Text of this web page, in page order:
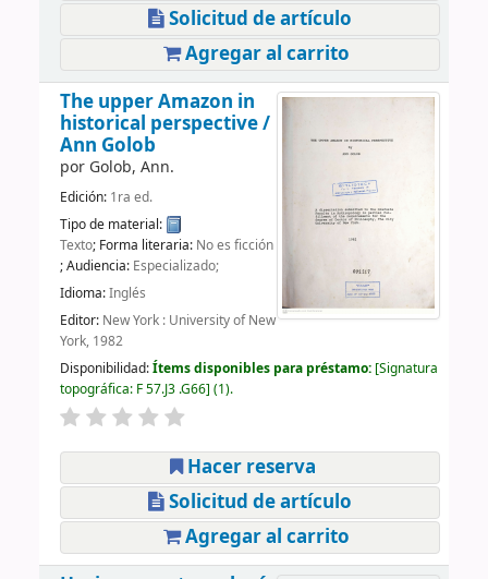
Solicitud de artículo
Agregar al carrito
The upper Amazon in
historical perspective /
Ann Golob
por Golob, Ann.
Edición: 1ra ed.
Tipo de material:
Texto; Forma literaria: No es ficción
; Audiencia: Especializado;
Idioma:Inglés
Editor: New York : University of New
York, 1982
Disponibilidad:Ítems disponibles para préstamo: Signatura
topográfica: F 57.J3 .G66 (1).
Hacer reserva
Solicitud de artículo
Agregar al carrito